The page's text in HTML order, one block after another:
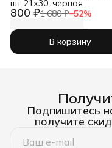
800 ₽1 680 ₽−52%
шт 21х30, черная
В корзину
Подпишитесь
получите